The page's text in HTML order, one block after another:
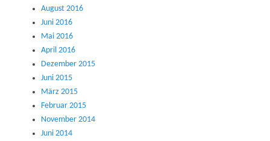
August 2016
Juni 2016
Mai 2016
April 2016
Dezember 2015
Juni 2015
März 2015
Februar 2015
November 2014
Juni 2014